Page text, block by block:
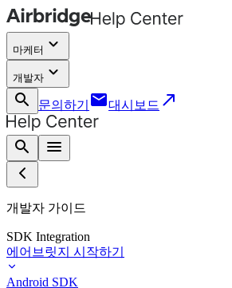
마케터 keyboard_arrow_down
개발자 keyboard_arrow_down
search
문의하기 email대시보드 call_made
search menu
개발자 가이드
SDK Integration
에어브릿지 시작하기
Android SDK